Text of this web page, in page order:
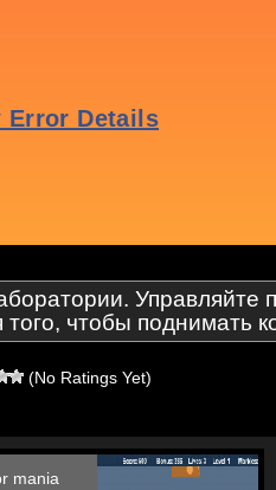
чтобы поднимать
(No Ratings Yet)